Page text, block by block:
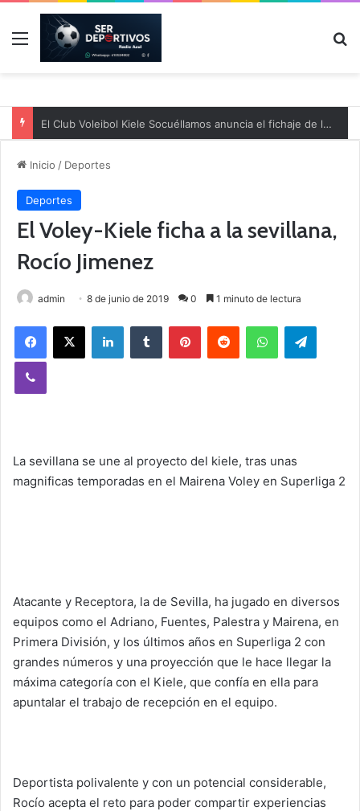
Menú
Inicio / Deportes
Deportes
El Voley-Kiele ficha a la sevillana,
Rocío Jimenez
admin 8 de junio de 2019 0 1 minuto de lectura
La sevillana se une al proyecto del kiele, tras unas
magnificas temporadas en el Mairena Voley en Superliga 2
Atacante y Receptora, la de Sevilla, ha jugado en diversos
equipos como el Adriano, Fuentes, Palestra y Mairena, en
Primera División, y los últimos años en Superliga 2 con
grandes números y una proyección que le hace llegar la
máxima categoría con el Kiele, que confía en ella para
apuntalar el trabajo de recepción en el equipo.
Deportista polivalente y con un potencial considerable,
Rocío acepta el reto para poder compartir experiencias